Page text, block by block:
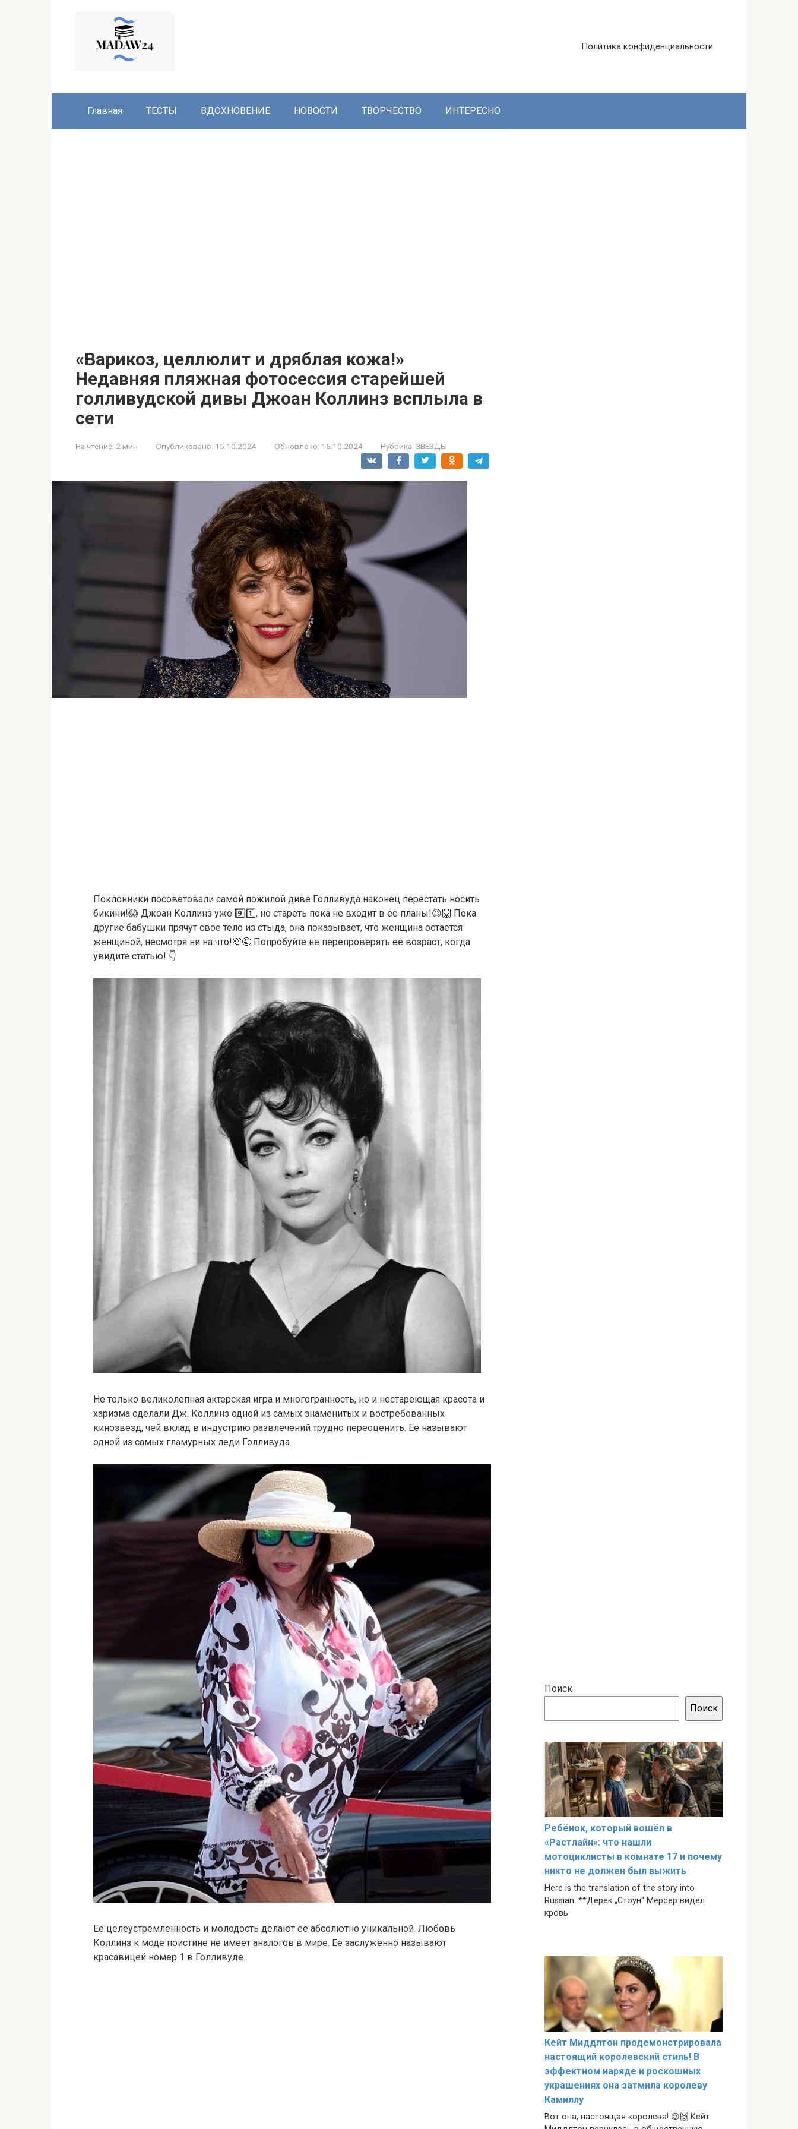
Политика конфиденциальности
Главная ТЕСТЫ ВДОХНОВЕНИЕ НОВОСТИ ТВОРЧЕСТВО ИНТЕРЕСНО
«Варикоз, целлюлит и дряблая кожа!»
Недавняя пляжная фотосессия старейшей
голливудской дивы Джоан Коллинз всплыла в
сети
На чтение: 2 мин Опубликовано: 15.10.2024 Обновлено: 15.10.2024 Рубрика: ЗВЕЗДЫ
Поклонники посоветовали самой пожилой диве Голливуда наконец перестать носить
бикини!😱 Джоан Коллинз уже 9️⃣1️⃣, но стареть пока не входит в ее планы!😉🙌 Пока
другие бабушки прячут свое тело из стыда, она показывает, что женщина остается
женщиной, несмотря ни на что!💯🤩 Попробуйте не перепроверять ее возраст, когда
увидите статью! 👇
Не только великолепная актерская игра и многогранность, но и нестареющая красота и
харизма сделали Дж. Коллинз одной из самых знаменитых и востребованных
кинозвезд, чей вклад в индустрию развлечений трудно переоценить. Ее называют
одной из самых гламурных леди Голливуда.
Ее целеустремленность и молодость делают ее абсолютно уникальной. Любовь
Коллинз к моде поистине не имеет аналогов в мире. Ее заслуженно называют
красавицей номер 1 в Голливуде.
Поиск
Поиск
Ребёнок, который вошёл в
«Растлайн»: что нашли
мотоциклисты в комнате 17 и почему
никто не должен был выжить
Here is the translation of the story into
Russian: **Дерек „Стоун“ Мёрсер видел
кровь
Кейт Миддлтон продемонстрировала
настоящий королевский стиль! В
эффектном наряде и роскошных
украшениях она затмила королеву
Камиллу
Вот она, настоящая королева! 😍🙌 Кейт